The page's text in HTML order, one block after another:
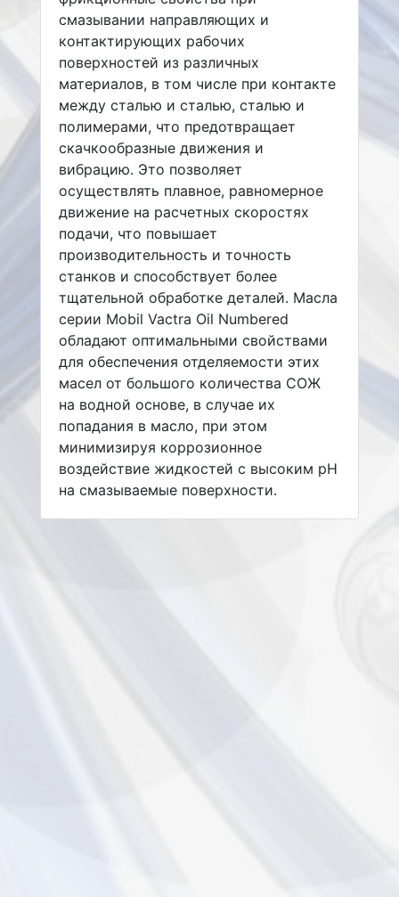
смазывании направляющих и
контактирующих рабочих
поверхностей из различных
материалов, в том числе при контакте
между сталью и сталью, сталью и
полимерами, что предотвращает
скачкообразные движения и
вибрацию. Это позволяет
осуществлять плавное, равномерное
движение на расчетных скоростях
подачи, что повышает
производительность и точность
станков и способствует более
тщательной обработке деталей. Масла
серии Mobil Vactra Oil Numbered
обладают оптимальными свойствами
для обеспечения отделяемости этих
масел от большого количества СОЖ
на водной основе, в случае их
попадания в масло, при этом
минимизируя коррозионное
воздействие жидкостей с высоким pH
на смазываемые поверхности.